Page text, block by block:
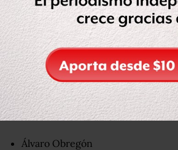
Alcaldías y municipios
Se prevé que los trabajos se realicen
y parte del sábado 12, por lo que se
de agua durante 36 horas.
Doce de las 16 alcaldías serán
Álvaro Obregón